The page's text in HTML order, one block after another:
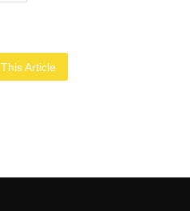
Article